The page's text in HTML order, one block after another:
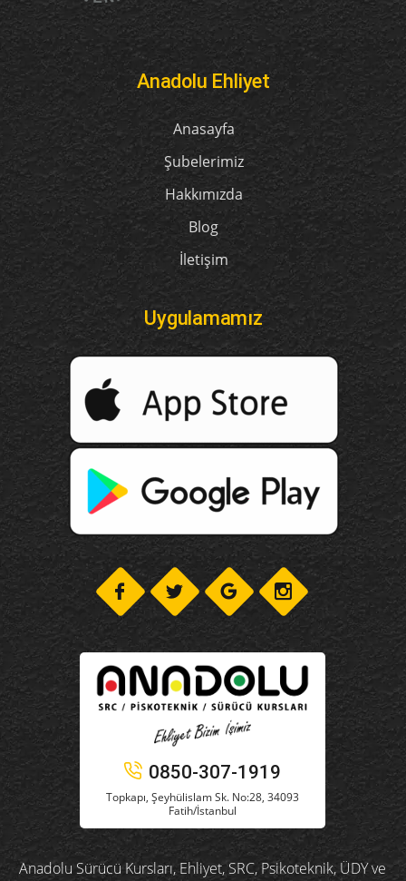
Anadolu Ehliyet
Anasayfa
Şubelerimiz
Hakkımızda
Blog
İletişim
Uygulamamız
0850-307-1919
Topkapı, Şeyhülislam Sk. No:28, 34093
Fatih/İstanbul
Anadolu Sürücü Kursları, Ehliyet, SRC, Psikoteknik, ÜDY ve